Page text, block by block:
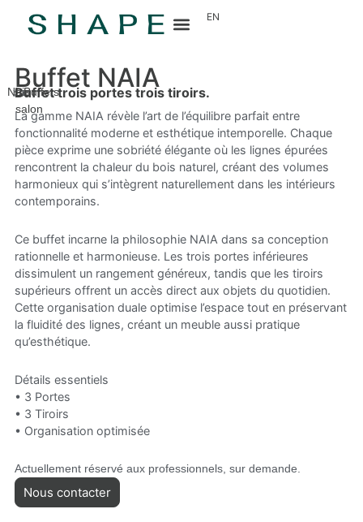
EN
Naia
Le
salon
Buffets
Buffet NAIA
Buffet trois portes trois tiroirs.
La gamme NAIA révèle l’art de l’équilibre parfait entre
fonctionnalité moderne et esthétique intemporelle. Chaque
pièce exprime une sobriété élégante où les lignes épurées
rencontrent la chaleur du bois naturel, créant des volumes
harmonieux qui s’intègrent naturellement dans les intérieurs
contemporains.
Ce buffet incarne la philosophie NAIA dans sa conception
rationnelle et harmonieuse. Les trois portes inférieures
dissimulent un rangement généreux, tandis que les tiroirs
supérieurs offrent un accès direct aux objets du quotidien.
Cette organisation duale optimise l’espace tout en préservant
la fluidité des lignes, créant un meuble aussi pratique
qu’esthétique.
Détails essentiels
• 3 Portes
• 3 Tiroirs
• Organisation optimisée
Actuellement réservé aux professionnels, sur demande.
Nous contacter